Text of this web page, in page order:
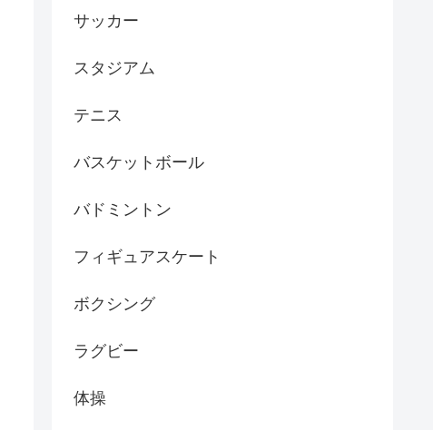
サッカー
スタジアム
テニス
バスケットボール
バドミントン
フィギュアスケート
ボクシング
ラグビー
体操